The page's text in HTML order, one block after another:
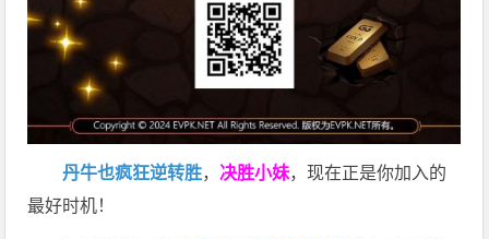
丹牛也疯狂逆转胜， 决胜小妹，现在正是你加入的
最好时机！